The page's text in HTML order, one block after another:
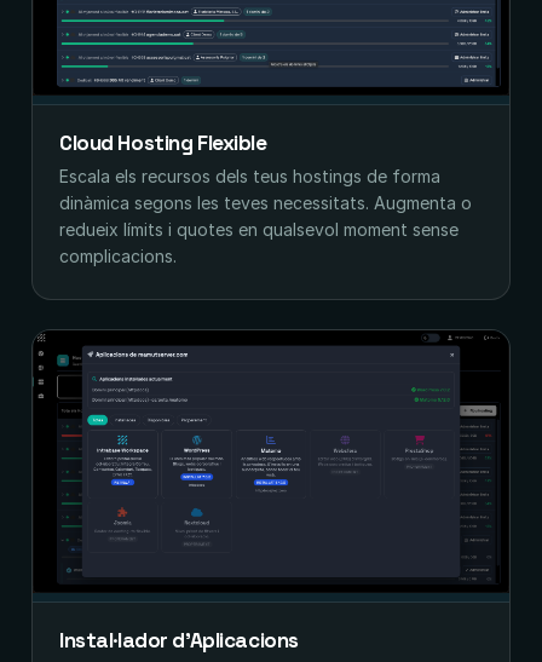
Cloud Hosting Flexible
Escala els recursos dels teus hostings de forma
dinàmica segons les teves necessitats. Augmenta o
redueix límits i quotes en qualsevol moment sense
complicacions.
Instal·lador d'Aplicacions